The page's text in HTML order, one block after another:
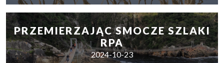
PRZEMIERZAJĄC SMOCZE SZLAKI
RPA
2024-10-23